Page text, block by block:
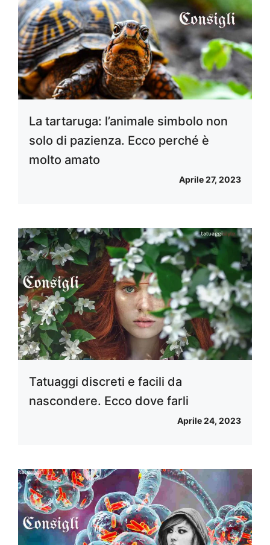
La tartaruga: l’animale simbolo non
solo di pazienza. Ecco perché è
molto amato
Aprile 27, 2023
Tatuaggi discreti e facili da
nascondere. Ecco dove farli
Aprile 24, 2023